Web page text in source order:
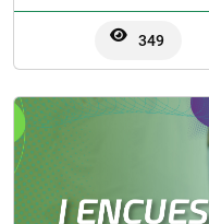
349